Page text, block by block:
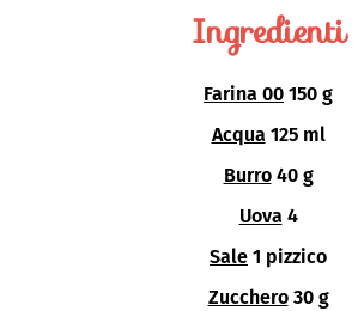
Ingredienti
Farina 00 150 g
Acqua 125 ml
Burro 40 g
Uova 4
Sale 1 pizzico
Zucchero 30 g